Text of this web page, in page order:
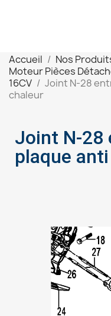
Accueil Nos
Moteur Pièces
16CV
Joint N-28
chaleur
Joint N-28
plaque